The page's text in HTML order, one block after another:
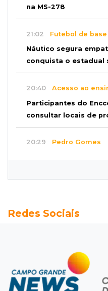
na MS-278
21:02 Futebol de base
Náutico segura
conquista o estadual
20:40 Acesso ao
Participantes do
consultar locais de
20:29 Pedro Gomes
Pantanal treina em
Campeonato
Remo busca empate
na zona de
Redes Sociais